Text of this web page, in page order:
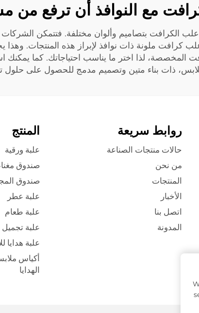
مع النوافذ أن ترفع
الكرافت بتصاميم وألوان مختلفة. فتتمكن الشركات
كرافت ملونة ذات نوافذ لإبراز هذه المنتجات.
المخصصة، لذا اختر ما يناسب احتياجاتك. كما يمكنك
ذات بناء متين وتصميم مدمج للحصول على حلول
روابط سريعة
حالات منتجات الصناعة
من نحن
المنتجات
الأخبار
اتصل بنا
المدونة
المنتج
علبة ورقية
صندوق
صندوق
علبة عطر
علبة طعام
علبة تجميل
علبة هدايا
أكياس
الهدايا